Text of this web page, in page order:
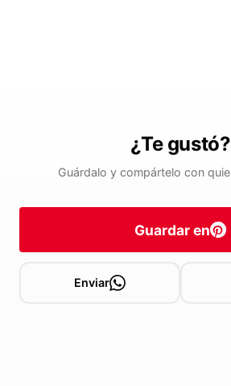
¿Te gustó?
Guárdalo y compártelo con
Guardar en
Enviar